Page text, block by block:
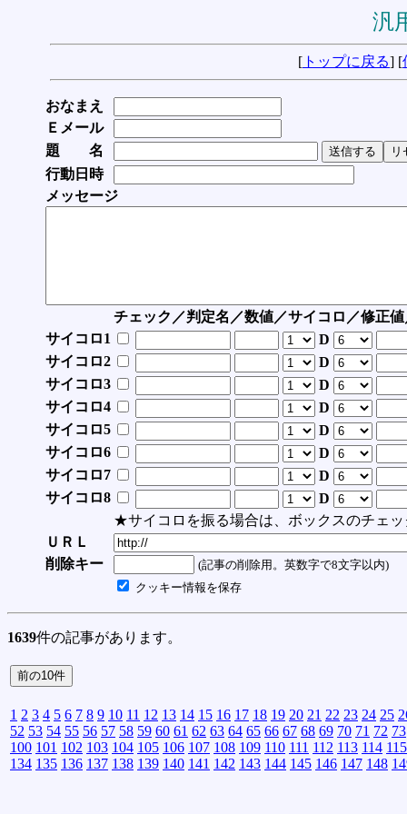
汎
[ トップに戻る] [
おなまえ
Ｅメール
題 名
行動日時
メッセージ
チェック／判定名／数値／サイコロ／修正
サイコロ1
D
サイコロ2
D
サイコロ3
D
サイコロ4
D
サイコロ5
D
サイコロ6
D
サイコロ7
D
サイコロ8
D
★サイコロを振る場合は、ボックスのチェッ
ＵＲＬ
削除キー
(記事の削除用。英数字で8文字以内)
クッキー情報を保存
1639件の記事があります。
1 2 3 4 5 6 7 8 9 10 11 12 13 14 15 16 17 18 19 20 21 22 23 24 25
52 53 54 55 56 57 58 59 60 61 62 63 64 65 66 67 68 69 70 71 72 73
100 101 102 103 104 105 106 107 108 109 110 111 112 113 114 115
134 135 136 137 138 139 140 141 142 143 144 145 146 147 148